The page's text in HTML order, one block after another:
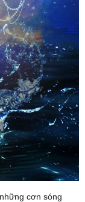
cơn sóng